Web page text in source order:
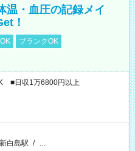
・血圧の記録メイ
！
ブランクOK
■日収1万6800円以上
新白島駅 / …